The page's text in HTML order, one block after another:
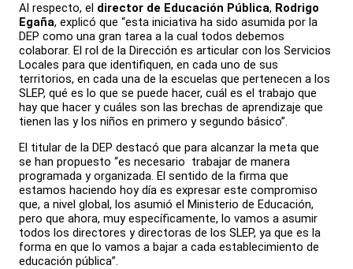
Al respecto, el director de Educación Pública, Rodrigo
Egaña, explicó que “esta iniciativa ha sido asumida por la
DEP como una gran tarea a la cual todos debemos
colaborar. El rol de la Dirección es articular con los Servicios
Locales para que identifiquen, en cada uno de sus
territorios, en cada una de la escuelas que pertenecen a los
SLEP, qué es lo que se puede hacer, cuál es el trabajo que
hay que hacer y cuáles son las brechas de aprendizaje que
tienen las y los niños en primero y segundo básico”.
El titular de la DEP destacó que para alcanzar la meta que
se han propuesto “es necesario trabajar de manera
programada y organizada. El sentido de la firma que
estamos haciendo hoy día es expresar este compromiso
que, a nivel global, los asumió el Ministerio de Educación,
pero que ahora, muy específicamente, lo vamos a asumir
todos los directores y directoras de los SLEP, ya que es la
forma en que lo vamos a bajar a cada establecimiento de
educación pública”.